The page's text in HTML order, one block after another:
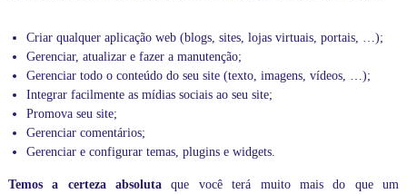
Criar qualquer aplicação web (blogs, sites, lojas virtuais, portais, …);
Gerenciar, atualizar e fazer a manutenção;
Gerenciar todo o conteúdo do seu site (texto, imagens, vídeos, …);
Integrar facilmente as mídias sociais ao seu site;
Promova seu site;
Gerenciar comentários;
Gerenciar e configurar temas, plugins e widgets.
Temos a certeza absoluta que você terá muito mais do que um